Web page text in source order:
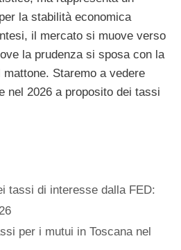
la stabilità economica
il mercato si muove verso
la prudenza si sposa con la
Staremo a vedere
nel 2026 a proposito dei tassi
tassi di interesse dalla FED:
per i mutui in Toscana nel